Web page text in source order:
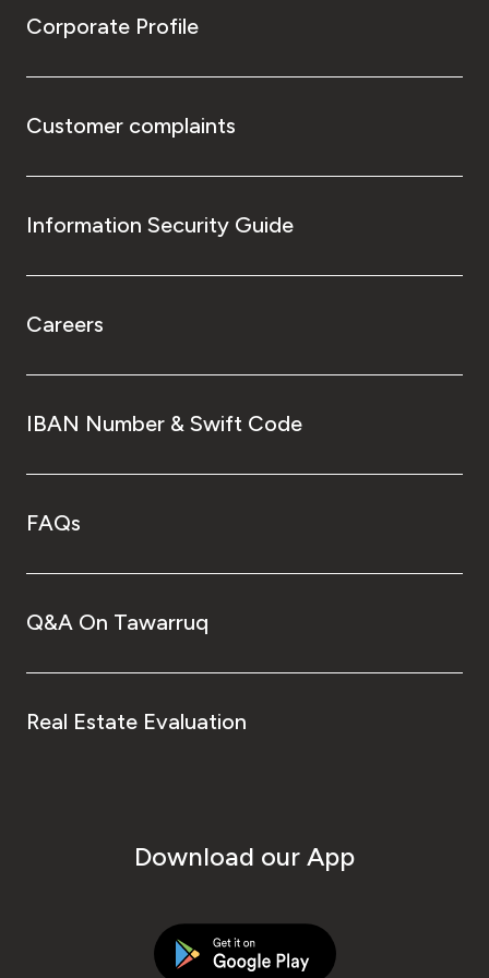
Corporate Profile
Customer complaints
Information Security Guide
Careers
IBAN Number & Swift Code
FAQs
Q&A On Tawarruq
Real Estate Evaluation
Download our App